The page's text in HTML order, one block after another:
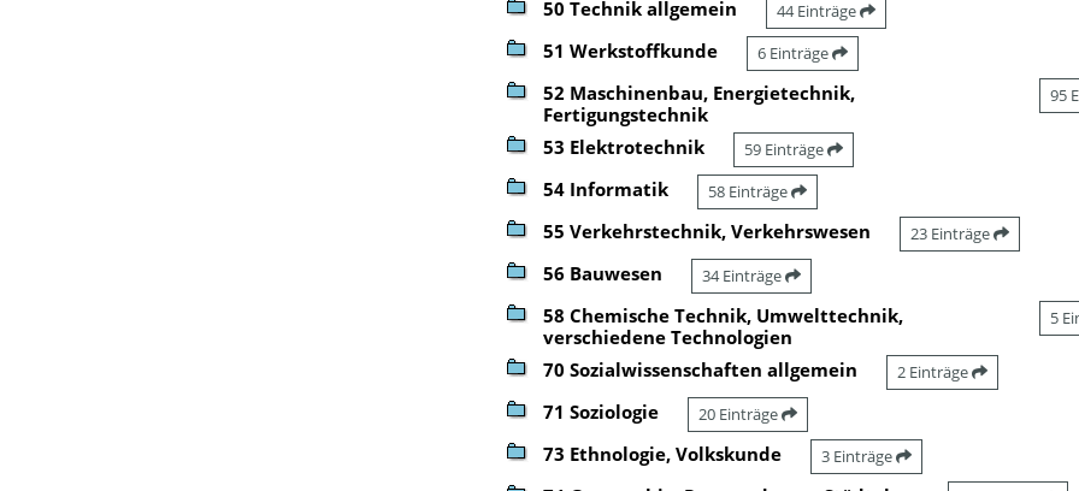
50 Technik allgemein 44 Einträge
51 Werkstoffkunde 6 Einträge
52 Maschinenbau, Energietechnik,
Fertigungstechnik
95
53 Elektrotechnik 59 Einträge
54 Informatik 58 Einträge
55 Verkehrstechnik, Verkehrswesen 23 Einträge
56 Bauwesen 34 Einträge
58 Chemische Technik, Umwelttechnik,
verschiedene Technologien
5
70 Sozialwissenschaften allgemein 2 Einträge
71 Soziologie 20 Einträge
73 Ethnologie, Volkskunde 3 Einträge